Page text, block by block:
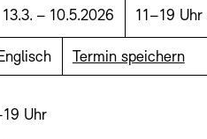
JUNGE
Museen
Datum:
13.3. – 10.5.2026 Uhrzeit:
11–19 Uhr
Termin speichern
Uhr